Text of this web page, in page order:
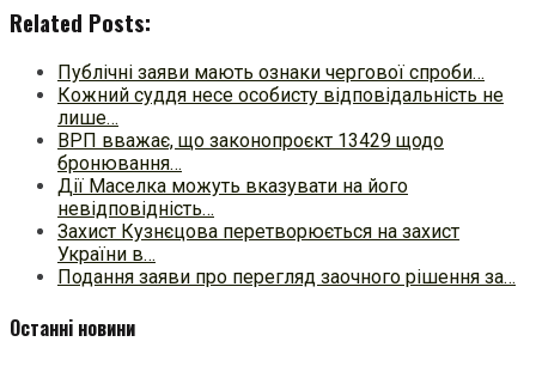
Related Posts:
Публічні заяви мають ознаки чергової спроби…
Кожний суддя несе особисту відповідальність не
лише…
ВРП вважає, що законопроєкт 13429 щодо
бронювання…
Дії Маселка можуть вказувати на його
невідповідність…
Захист Кузнєцова перетворюється на захист
України в…
Подання заяви про перегляд заочного рішення за…
Останні новини